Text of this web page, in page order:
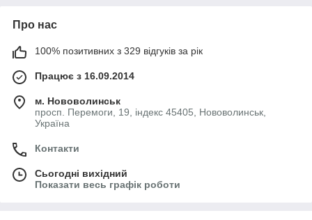
Про нас
100% позитивних з 329 відгуків за рік
Працює з 16.09.2014
м. Нововолинськ
просп. Перемоги, 19, індекс 45405, Нововолинськ,
Україна
Контакти
Сьогодні вихідний
Показати весь графік роботи